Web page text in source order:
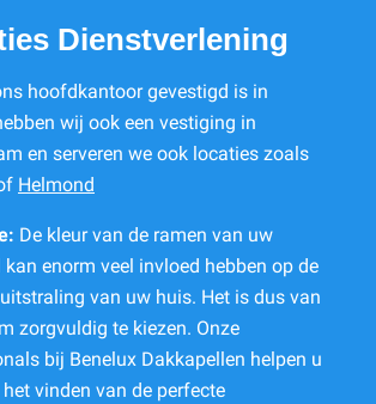
Dienstverlening
hoofdkantoor gevestigd is in
wij ook een vestiging in
en serveren we ook locaties zoals
Helmond
De kleur van de ramen van uw
enorm veel invloed hebben op de
van uw huis. Het is dus van
zorgvuldig te kiezen. Onze
bij Benelux Dakkapellen helpen u
vinden van de perfecte